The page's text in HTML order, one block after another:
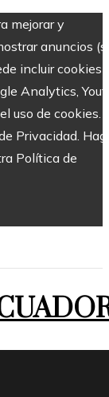
mejorar y
anuncios
incluir cookies
Analytics,
uso de cookies.
Privacidad.
Política de